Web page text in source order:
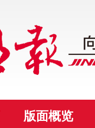
版面概览